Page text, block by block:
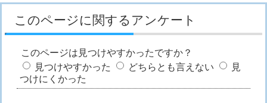
このページに関するアンケート
このページは見つけやすかったですか？
見つけやすかった
どちらとも言えない
見
つけにくかった